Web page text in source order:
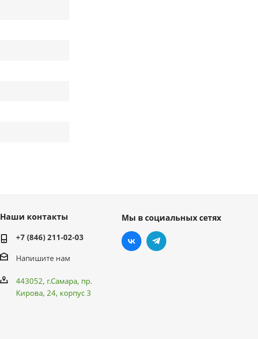
Наши контакты
+7 (846) 211-02-03
Напишите нам
443052, г.Самара, пр.
Кирова, 24, корпус 3
Мы в социальных сетях